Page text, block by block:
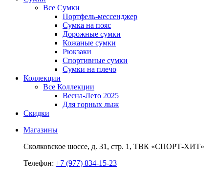
Все Сумки
Портфель-мессенджер
Сумка на пояс
Дорожные сумки
Кожаные сумки
Рюкзаки
Спортивные сумки
Сумки на плечо
Коллекции
Все Коллекции
Весна-Лето 2025
Для горных лыж
Скидки
Магазины
Сколковское шоссе, д. 31, стр. 1, ТВК «СПОРТ-ХИТ»
Телефон: +7 (977) 834-15-23